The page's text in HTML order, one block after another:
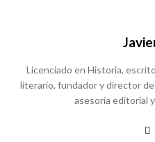
Licenciado en Historia,
literario, fundador y director
asesoría editorial